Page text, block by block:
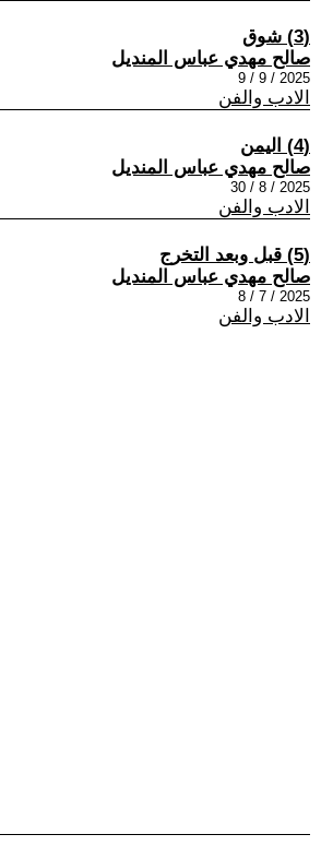
(3) شوق
صالح مهدي عباس المنديل
2025 / 9 / 9
الادب والفن
(4) اليمن
صالح مهدي عباس المنديل
2025 / 8 / 30
الادب والفن
(5) قبل وبعد التخرج
صالح مهدي عباس المنديل
2025 / 7 / 8
الادب والفن